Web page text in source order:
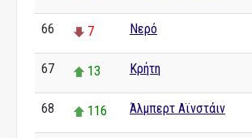
66 7 Νερό
67 13 Κρήτη
68 116 Άλμπερτ Αϊνστάιν